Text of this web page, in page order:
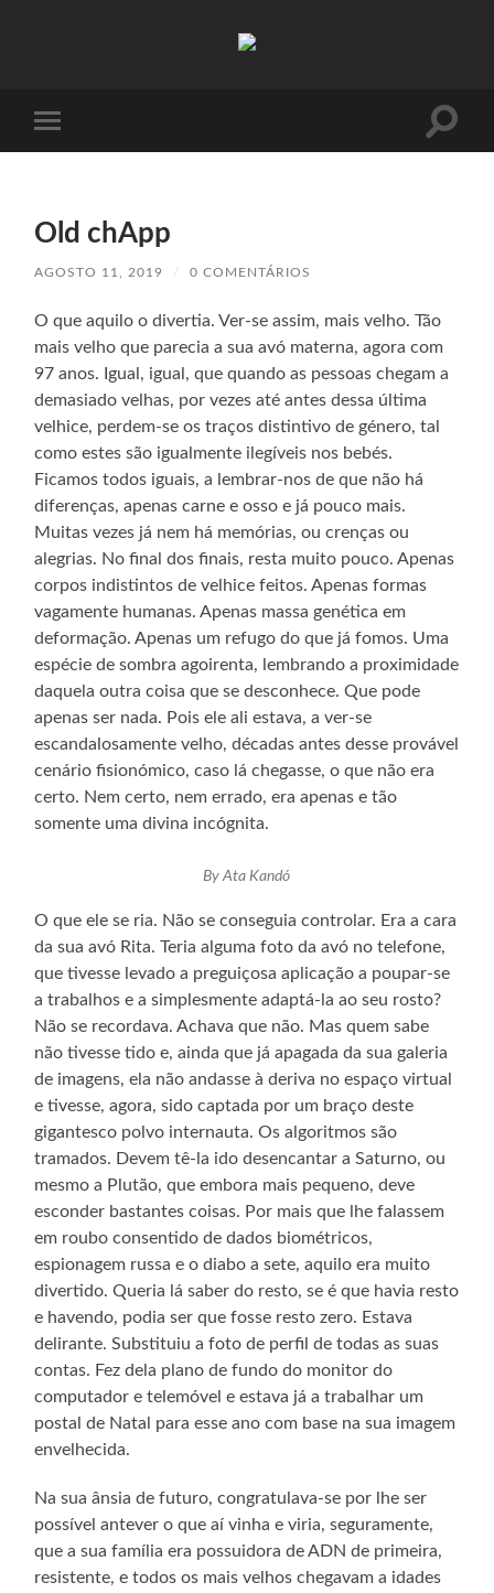
mobile
Toggle
Old chApp
AGOSTO 11, 2019 / 0 COMENTÁRIOS
O que aquilo o divertia. Ver-se assim, mais velho. Tão
mais velho que parecia a sua avó materna, agora com
97 anos. Igual, igual, que quando as pessoas chegam a
demasiado velhas, por vezes até antes dessa última
velhice, perdem-se os traços distintivo de género, tal
como estes são igualmente ilegíveis nos bebés.
Ficamos todos iguais, a lembrar-nos de que não há
diferenças, apenas carne e osso e já pouco mais.
Muitas vezes já nem há memórias, ou crenças ou
alegrias. No final dos finais, resta muito pouco. Apenas
corpos indistintos de velhice feitos. Apenas formas
vagamente humanas. Apenas massa genética em
deformação. Apenas um refugo do que já fomos. Uma
espécie de sombra agoirenta, lembrando a proximidade
daquela outra coisa que se desconhece. Que pode
apenas ser nada. Pois ele ali estava, a ver-se
escandalosamente velho, décadas antes desse provável
cenário fisionómico, caso lá chegasse, o que não era
certo. Nem certo, nem errado, era apenas e tão
somente uma divina incógnita.
By Ata Kandó
O que ele se ria. Não se conseguia controlar. Era a cara
da sua avó Rita. Teria alguma foto da avó no telefone,
que tivesse levado a preguiçosa aplicação a poupar-se
a trabalhos e a simplesmente adaptá-la ao seu rosto?
Não se recordava. Achava que não. Mas quem sabe
não tivesse tido e, ainda que já apagada da sua galeria
de imagens, ela não andasse à deriva no espaço virtual
e tivesse, agora, sido captada por um braço deste
gigantesco polvo internauta. Os algoritmos são
tramados. Devem tê-la ido desencantar a Saturno, ou
mesmo a Plutão, que embora mais pequeno, deve
esconder bastantes coisas. Por mais que lhe falassem
em roubo consentido de dados biométricos,
espionagem russa e o diabo a sete, aquilo era muito
divertido. Queria lá saber do resto, se é que havia resto
e havendo, podia ser que fosse resto zero. Estava
delirante. Substituiu a foto de perfil de todas as suas
contas. Fez dela plano de fundo do monitor do
computador e telemóvel e estava já a trabalhar um
postal de Natal para esse ano com base na sua imagem
envelhecida.
Na sua ânsia de futuro, congratulava-se por lhe ser
possível antever o que aí vinha e viria, seguramente,
que a sua família era possuidora de ADN de primeira,
resistente, e todos os mais velhos chegavam a idades